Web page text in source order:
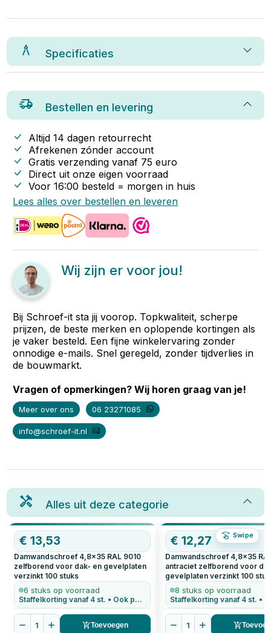
Specificaties
Bestellen en levering
Altijd 14 dagen retourrecht
Afrekenen zónder account
Gratis verzending vanaf 75 euro
Direct uit onze eigen voorraad
Voor 16:00 besteld = morgen in huis
Lees alles over bestellen en leveren
Wij zijn er voor jou!
Bij Schroef-it sta jij voorop. Topkwaliteit, scherpe
prijzen, de beste merken en oplopende kortingen als
je vaker besteld. Een fijne winkelervaring zonder
onnodige e-mails. Snel geregeld, zonder tijdverlies in
de bouwmarkt.
Vragen of opmerkingen? Wij horen graag van je!
Meer over ons 06 23271085
info@schroef-it.nl
Alles uit deze categorie
Swipe
€13,53
Damwandschroef 4,8x35 RAL 9010
zelfborend voor dak- en gevelplaten
verzinkt 100 stuks
6 stuks op voorraad
Staffelkorting vanaf 4 st. • Ook per stuk te bestellen
1 Toevoegen
€12,27
Damwandschroef 4,8x35
antraciet zelfborend voor
gevelplaten verzinkt 100
8 stuks op voorraad
1